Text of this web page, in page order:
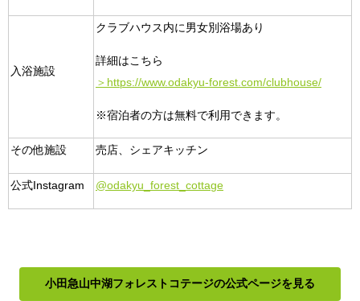
入浴施設
クラブハウス内に男女別浴場あり
詳細はこちら
＞https://www.odakyu-forest.com/clubhouse/
※宿泊者の方は無料で利用できます。
その他施設 売店、シェアキッチン
公式Instagram @odakyu_forest_cottage
小田急山中湖フォレストコテージの公式ページを見る